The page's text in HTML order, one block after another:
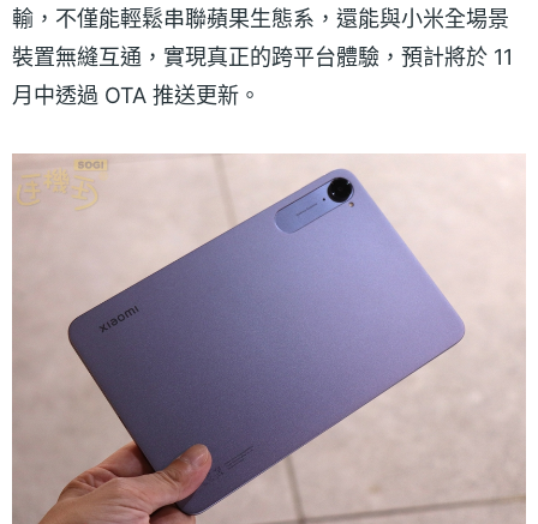
輸，不僅能輕鬆串聯蘋果生態系，還能與小米全場景
裝置無縫互通，實現真正的跨平台體驗，預計將於 11
月中透過 OTA 推送更新。